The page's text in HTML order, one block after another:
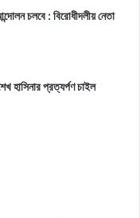
চলবে : বিরোধীদলীয় নেতা
হাসিনার প্রত্যর্পণ চাইল